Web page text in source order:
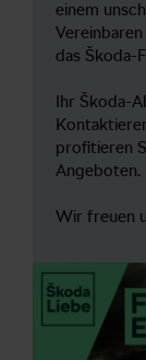
einem
das Škoda-
Ihr Škoda-
profitieren
Angeboten.
Wir freuen